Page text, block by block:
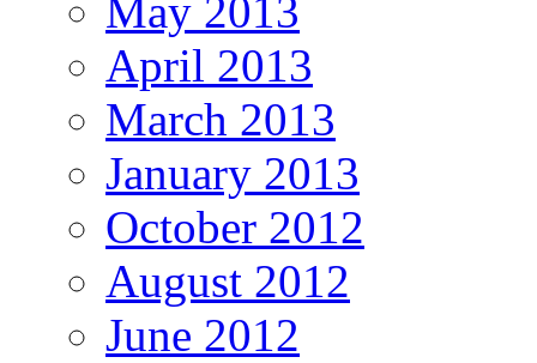
May 2013
April 2013
March 2013
January 2013
October 2012
August 2012
June 2012